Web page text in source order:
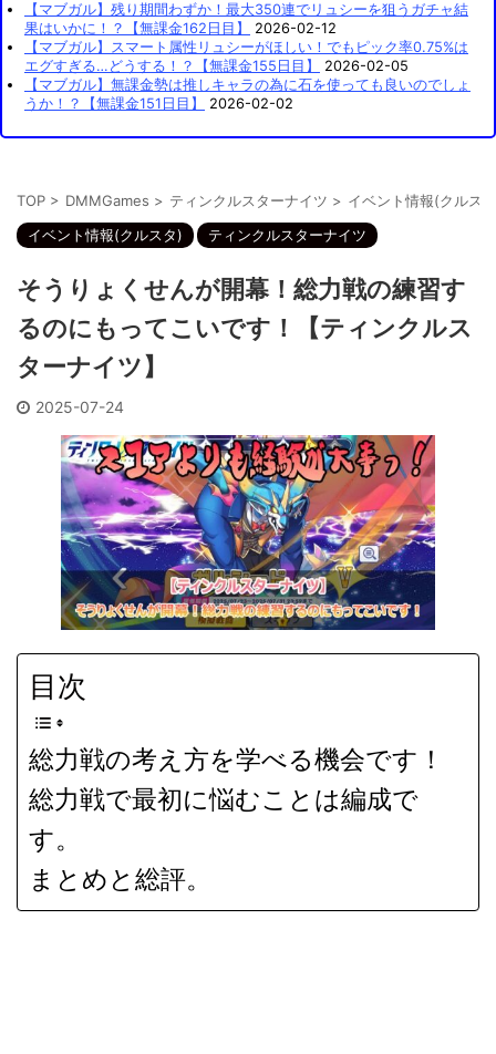
【マブガル】残り期間わずか！最大350連でリュシーを狙うガチャ結
果はいかに！？【無課金162日目】
2026-02-12
【マブガル】スマート属性リュシーがほしい！でもピック率0.75%は
エグすぎる…どうする！？【無課金155日目】
2026-02-05
【マブガル】無課金勢は推しキャラの為に石を使っても良いのでしょ
うか！？【無課金151日目】
2026-02-02
TOP > DMMGames > ティンクルスターナイツ > イベント情報(クルス
イベント情報(クルスタ)
ティンクルスターナイツ
そうりょくせんが開幕！総力戦の練習す
るのにもってこいです！【ティンクルス
ターナイツ】
2025-07-24
目次
総力戦の考え方を学べる機会です！
総力戦で最初に悩むことは編成で
す。
まとめと総評。